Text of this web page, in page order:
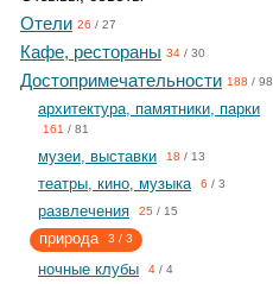
Отели 26 / 27
Кафе, рестораны 34 / 30
Достопримечательности 188 / 98
архитектура, памятники, парки
161 / 81
музеи, выставки 18 / 13
театры, кино, музыка 6 / 3
развлечения 25 / 15
природа 3 / 3
ночные клубы 4 / 4